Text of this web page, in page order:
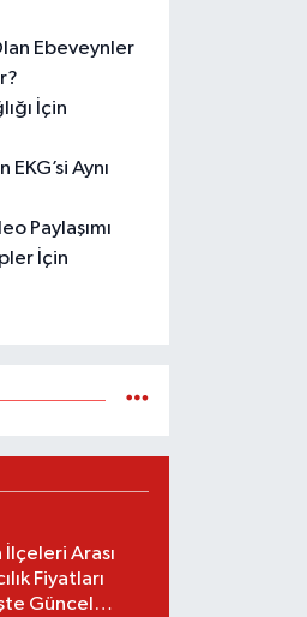
Ebeveynler
İçin
Aynı
Paylaşımı
İçin
İlçeleri Arası
Fiyatları
Güncel